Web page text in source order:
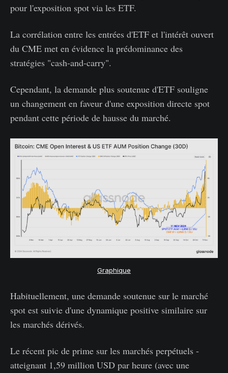
pour l'exposition spot via les ETF.
La corrélation entre les entrées d'ETF et l'intérêt ouvert
du CME met en évidence la prédominance des
stratégies "cash-and-carry".
Cependant, la demande plus soutenue d'ETF souligne
un changement en faveur d'une exposition directe spot
pendant cette période de hausse du marché.
Graphique
Habituellement, une demande soutenue sur le marché
spot est suivie d'une dynamique positive similaire sur
les marchés dérivés.
Le récent pic de prime sur les marchés perpétuels -
atteignant 1,59 million USD par heure (avec une